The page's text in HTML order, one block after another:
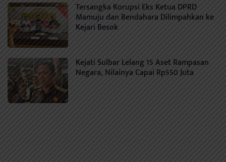
Tersangka Korupsi Eks Ketua DPRD
Mamuju dan Bendahara Dilimpahkan ke
Kejari Besok
Kejati Sulbar Lelang 15 Aset Rampasan
Negara, Nilainya Capai Rp550 Juta